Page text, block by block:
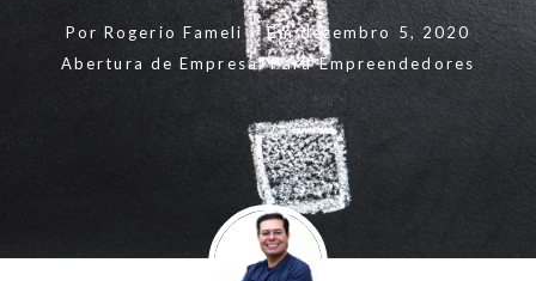
Por Rogerio Fameli Em dezembro 5, 2020
Abertura de Empresa,Para Empreendedores